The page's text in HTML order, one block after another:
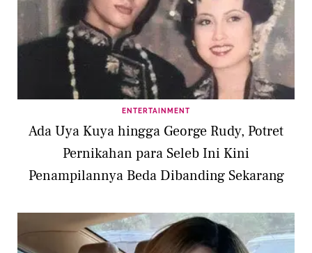
ENTERTAINMENT
Ada Uya Kuya hingga George Rudy, Potret
Pernikahan para Seleb Ini Kini
Penampilannya Beda Dibanding Sekarang